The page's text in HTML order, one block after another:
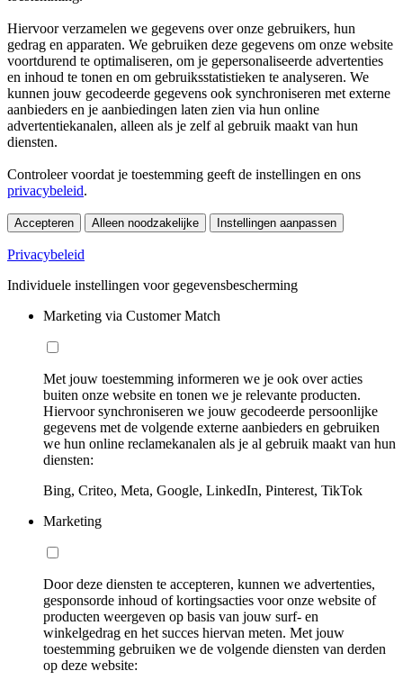
Hiervoor verzamelen we gegevens over onze gebruikers, hun
gedrag en apparaten. We gebruiken deze gegevens om onze website
voortdurend te optimaliseren, om je gepersonaliseerde advertenties
en inhoud te tonen en om gebruiksstatistieken te analyseren. We
kunnen jouw gecodeerde gegevens ook synchroniseren met externe
aanbieders en je aanbiedingen laten zien via hun online
advertentiekanalen, alleen als je zelf al gebruik maakt van hun
diensten.
Controleer voordat je toestemming geeft de instellingen en ons
privacybeleid.
Accepteren Alleen noodzakelijke Instellingen aanpassen
Privacybeleid
Individuele instellingen voor gegevensbescherming
Marketing via Customer Match
Met jouw toestemming informeren we je ook over acties
buiten onze website en tonen we je relevante producten.
Hiervoor synchroniseren we jouw gecodeerde persoonlijke
gegevens met de volgende externe aanbieders en gebruiken
we hun online reclamekanalen als je al gebruik maakt van hun
diensten:
Bing, Criteo, Meta, Google, LinkedIn, Pinterest, TikTok
Marketing
Door deze diensten te accepteren, kunnen we advertenties,
gesponsorde inhoud of kortingsacties voor onze website of
producten weergeven op basis van jouw surf- en
winkelgedrag en het succes hiervan meten. Met jouw
toestemming gebruiken we de volgende diensten van derden
op deze website: